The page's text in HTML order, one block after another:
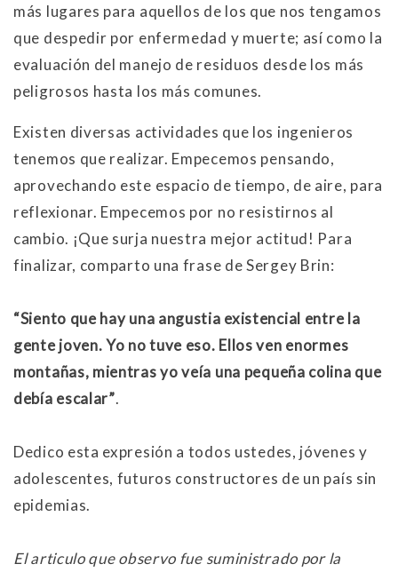
más lugares para aquellos de los que nos tengamos
que despedir por enfermedad y muerte; así como la
evaluación del manejo de residuos desde los más
peligrosos hasta los más comunes.
Existen diversas actividades que los ingenieros
tenemos que realizar. Empecemos pensando,
aprovechando este espacio de tiempo, de aire, para
reflexionar. Empecemos por no resistirnos al
cambio. ¡Que surja nuestra mejor actitud! Para
finalizar, comparto una frase de Sergey Brin:
“Siento que hay una angustia existencial entre la
gente joven. Yo no tuve eso. Ellos ven enormes
montañas, mientras yo veía una pequeña colina que
debía escalar”.
Dedico esta expresión a todos ustedes, jóvenes y
adolescentes, futuros constructores de un país sin
epidemias.
El articulo que observo fue suministrado por la